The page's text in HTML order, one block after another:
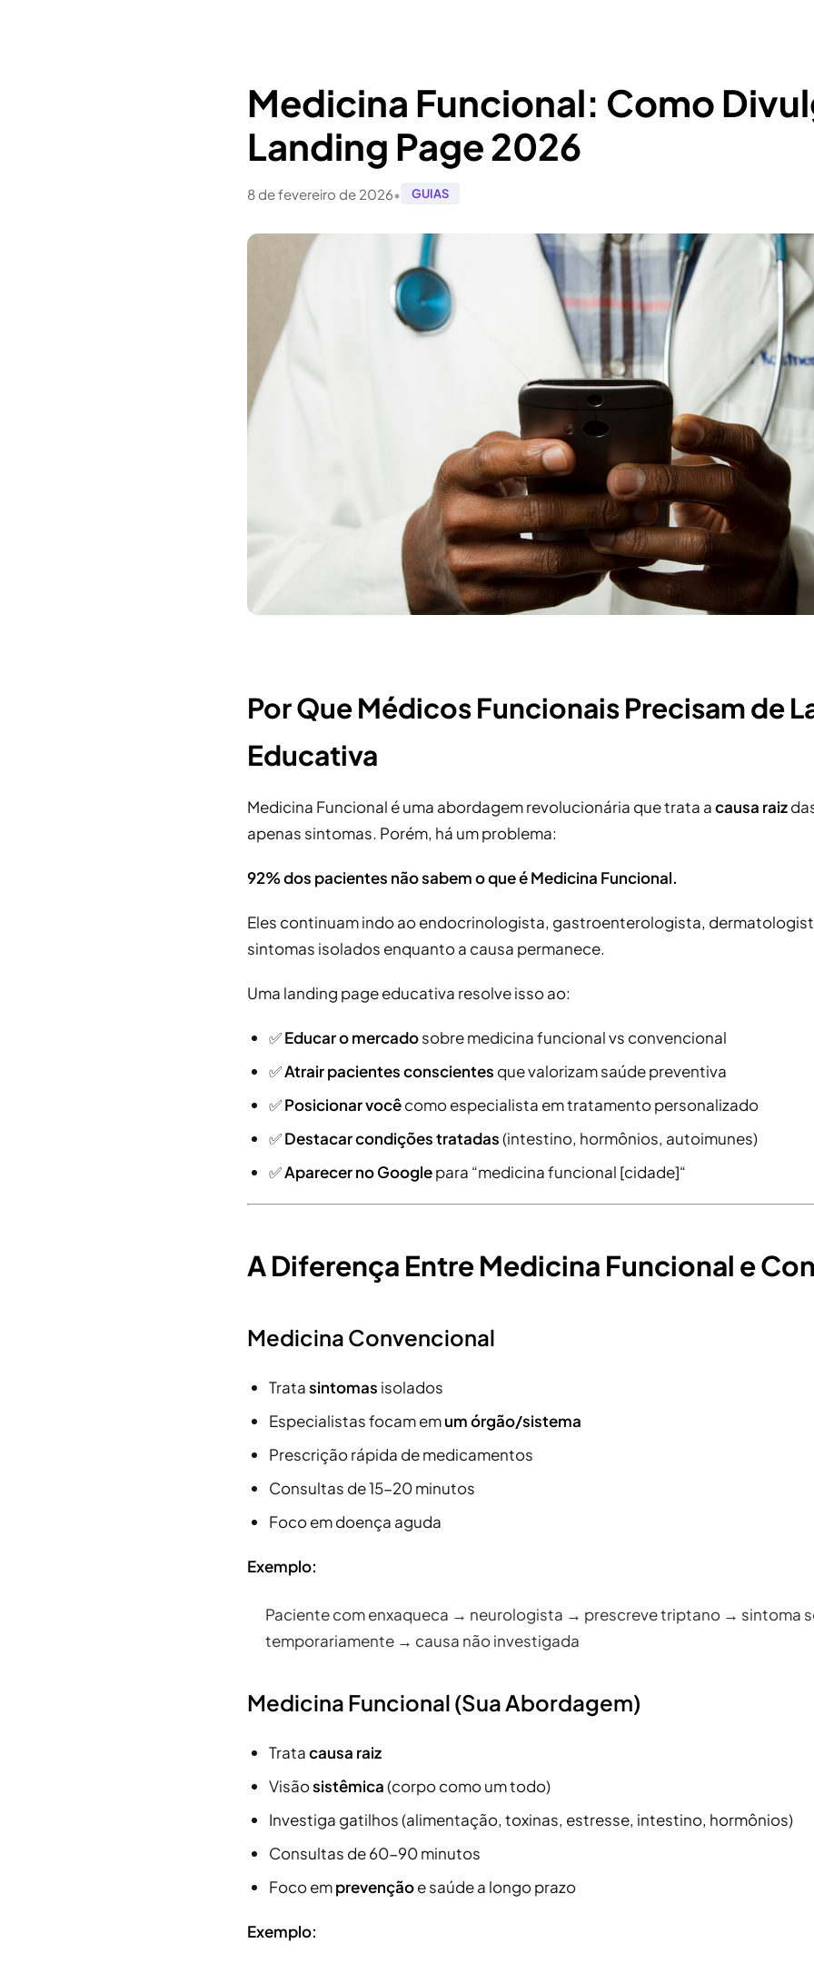
Medicina Funcional: Como
Landing Page 2026
8 de fevereiro de 2026• GUIAS
Por Que Médicos Funcionais Precisam de
Educativa
Medicina Funcional é uma abordagem revolucionária que trata acausa raiz
apenas sintomas. Porém, há um problema:
92% dos pacientes não sabem o que é Medicina Funcional.
Eles continuam indo ao endocrinologista, gastroenterologista,
sintomas isolados enquanto a causa permanece.
Uma landing page educativa resolve isso ao:
✅Educar o mercadosobre medicina funcional vs convencional
✅Atrair pacientes conscientes que valorizam saúde preventiva
✅Posicionar vocêcomo especialista em tratamento personalizado
✅Destacar condições tratadas(intestino, hormônios, autoimunes)
✅Aparecer no Googlepara “medicina funcional [cidade]“
A Diferença Entre Medicina Funcional e
Medicina Convencional
Tratasintomas isolados
Especialistas focam emum órgão/sistema
Prescrição rápida de medicamentos
Consultas de 15-20 minutos
Foco em doença aguda
Exemplo:
Paciente com enxaqueca → neurologista → prescreve triptano → sintoma
temporariamente → causa não investigada
Medicina Funcional (Sua Abordagem)
Tratacausa raiz
Visãosistêmica(corpo como um todo)
Investiga gatilhos (alimentação, toxinas, estresse, intestino, hormônios)
Consultas de 60-90 minutos
Foco emprevençãoe saúde a longo prazo
Exemplo: